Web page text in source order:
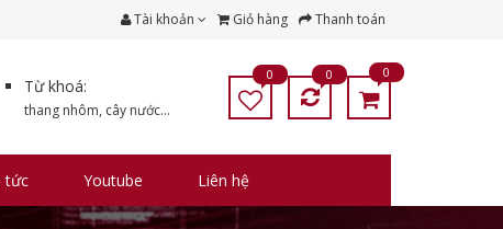
Tài khoản Giỏ hàng Thanh toán
Từ khoá:
thang nhôm, cây nước...
0 0 0
tức Youtube Liên hệ